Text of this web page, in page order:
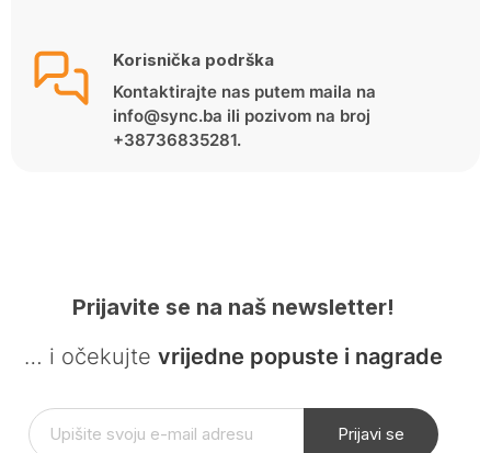
Korisnička podrška
Kontaktirajte nas putem maila na
info@sync.ba ili pozivom na broj
+38736835281.
Prijavite se na naš newsletter!
… i očekujte vrijedne popuste i nagrade
Prijavi se